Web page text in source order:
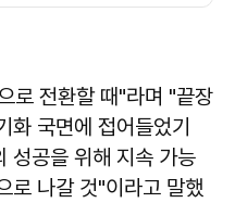
로 전환할 때"라며 "끝장
화 국면에 접어들었기
성공을 위해 지속 가능
로 나갈 것"이라고 말했